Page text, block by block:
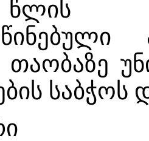
თაობაზე
საბჭოს